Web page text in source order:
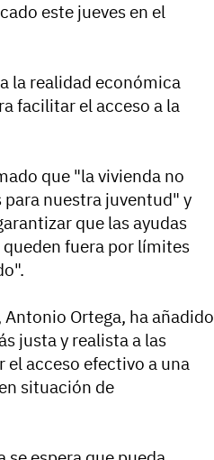
este jueves en el
la realidad económica
facilitar el acceso a la
que "la vivienda no
nuestra juventud" y
que las ayudas
fuera por límites
Ortega, ha añadido
justa y realista a las
acceso efectivo a una
situación de